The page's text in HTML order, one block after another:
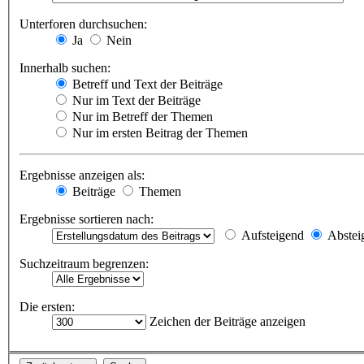
Unterforen durchsuchen:
Ja
Nein
Innerhalb suchen:
Betreff und Text der Beiträge
Nur im Text der Beiträge
Nur im Betreff der Themen
Nur im ersten Beitrag der Themen
Ergebnisse anzeigen als:
Beiträge
Themen
Ergebnisse sortieren nach:
Aufsteigend
Suchzeitraum begrenzen:
Die ersten:
Zeichen der Beiträge anzeigen